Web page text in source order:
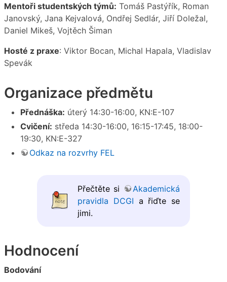
Mentoři studentských týmů: Tomáš Pastýřík, Roman
Janovský, Jana Kejvalová, Ondřej Sedlár, Jiří Doležal,
Daniel Mikeš, Vojtěch Šiman
Hosté z praxe: Viktor Bocan, Michal Hapala, Vladislav
Spevák
Organizace předmětu
Přednáška: úterý 14:30-16:00, KN:E-107
Cvičení: středa 14:30-16:00, 16:15-17:45, 18:00-
19:30, KN:E-327
Odkaz na rozvrhy FEL
Přečtěte si
Akademická
pravidla DCGI a řiďte se
jimi.
Hodnocení
Bodování